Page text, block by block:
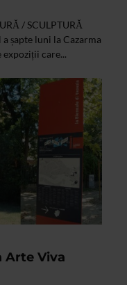
/ SCULPTURĂ
șapte luni la Cazarma
care...
Arte Viva